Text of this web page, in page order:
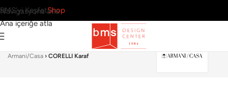
Navigasyona atla
Ana içeriğe atla
BMS’yi KeşfetShop
Sürahi & Karaf›
Armani/Casa › CORELLI Karaf